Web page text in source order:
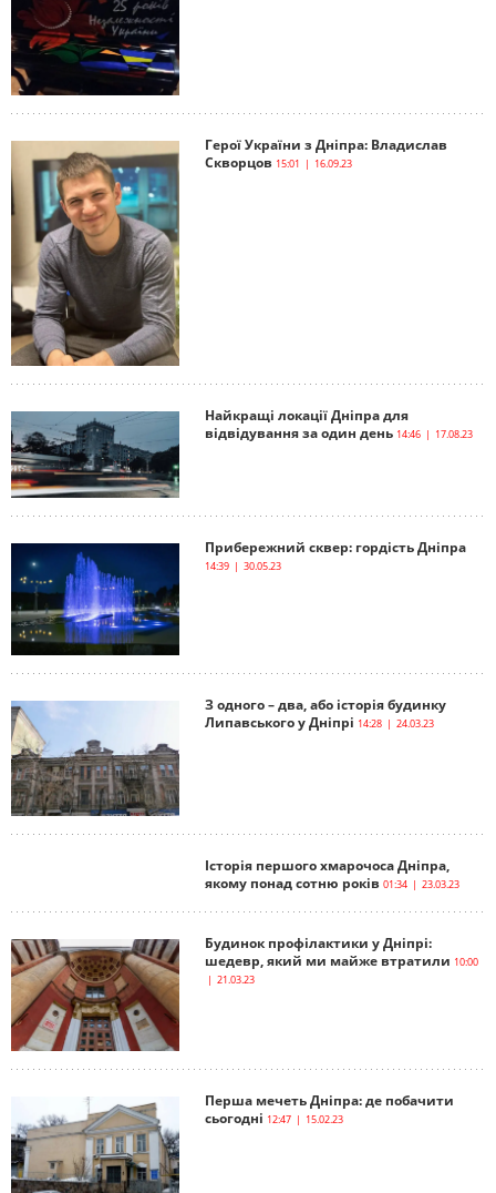
Герої України з Дніпра: Владислав
Скворцов 15:01 | 16.09.23
Найкращі локації Дніпра для
відвідування за один день 14:46 | 17.08.23
Прибережний сквер: гордість Дніпра
14:39 | 30.05.23
З одного – два, або історія будинку
Липавського у Дніпрі 14:28 | 24.03.23
Історія першого хмарочоса Дніпра,
якому понад сотню років 01:34 | 23.03.23
Будинок профілактики у Дніпрі:
шедевр, який ми майже втратили 10:00
| 21.03.23
Перша мечеть Дніпра: де побачити
сьогодні 12:47 | 15.02.23